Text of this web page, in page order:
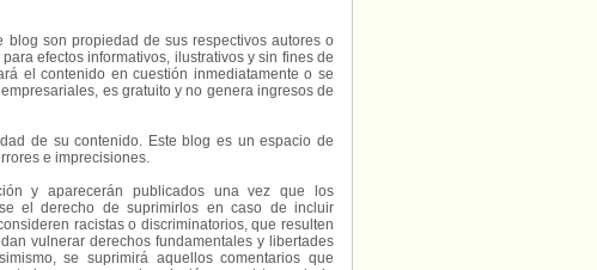
blog son propiedad de sus respectivos autores o
efectos informativos, ilustrativos y sin fines de
el contenido en cuestión inmediatamente o se
es gratuito y no genera ingresos de
de su contenido. Este blog es un espacio de
e imprecisiones.
y aparecerán publicados una vez que los
el derecho de suprimirlos en caso de incluir
racistas o discriminatorios, que resulten
vulnerar derechos fundamentales y libertades
se suprimirá aquellos comentarios que